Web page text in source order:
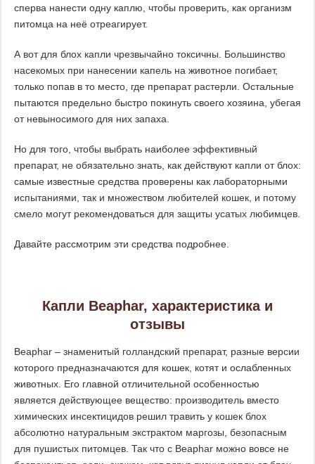
сперва нанести одну каплю, чтобы проверить, как организм
питомца на неё отреагирует.
А вот для блох капли чрезвычайно токсичны. Большинство
насекомых при нанесении капель на животное погибает,
только попав в то место, где препарат растерли. Остальные
пытаются предельно быстро покинуть своего хозяина, убегая
от невыносимого для них запаха.
Но для того, чтобы выбрать наиболее эффективный
препарат, не обязательно знать, как действуют капли от блох:
самые известные средства проверены как лабораторными
испытаниями, так и множеством любителей кошек, и потому
смело могут рекомендоваться для защиты усатых любимцев.
Давайте рассмотрим эти средства подробнее.
Капли Beaphar, характеристика и
отзывы
Beaphar – знаменитый голландский препарат, разные версии
которого предназначаются для кошек, котят и ослабленных
животных. Его главной отличительной особенностью
является действующее вещество: производитель вместо
химических инсектицидов решил травить у кошек блох
абсолютно натуральным экстрактом маргозы, безопасным
для пушистых питомцев. Так что с Beaphar можно вовсе не